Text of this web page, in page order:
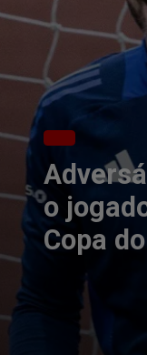
o
Copa